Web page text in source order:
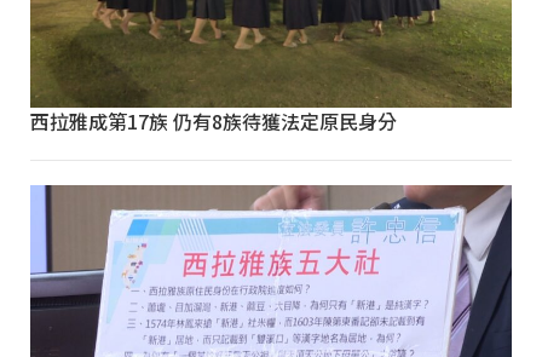
西拉雅成第17族 仍有8族待獲法定原民身分